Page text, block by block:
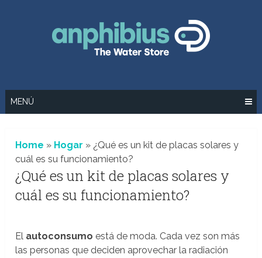
MENÚ
Home » Hogar » ¿Qué es un kit de placas solares y
cuál es su funcionamiento?
¿Qué es un kit de placas solares y
cuál es su funcionamiento?
El autoconsumo está de moda. Cada vez son más
las personas que deciden aprovechar la radiación